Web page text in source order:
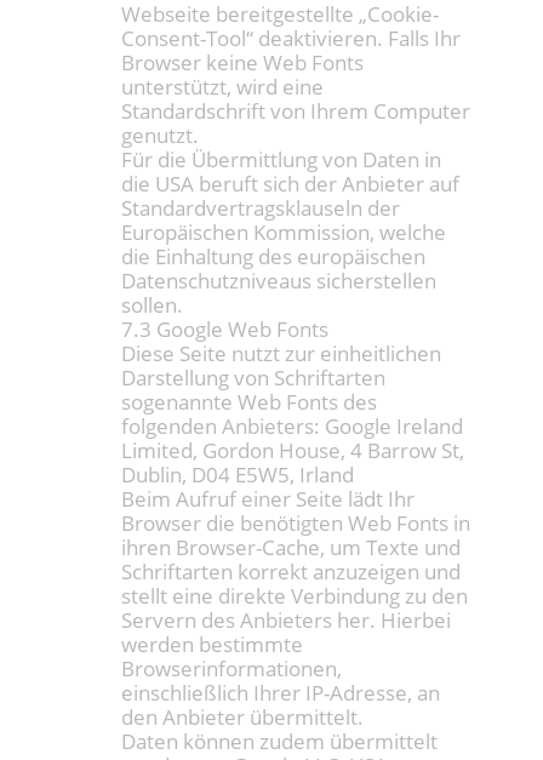
Webseite bereitgestellte „Cookie-
Consent-Tool“ deaktivieren. Falls Ihr
Browser keine Web Fonts
unterstützt, wird eine
Standardschrift von Ihrem Computer
genutzt.
Für die Übermittlung von Daten in
die USA beruft sich der Anbieter auf
Standardvertragsklauseln der
Europäischen Kommission, welche
die Einhaltung des europäischen
Datenschutzniveaus sicherstellen
sollen.
7.3 Google Web Fonts
Diese Seite nutzt zur einheitlichen
Darstellung von Schriftarten
sogenannte Web Fonts des
folgenden Anbieters: Google Ireland
Limited, Gordon House, 4 Barrow St,
Dublin, D04 E5W5, Irland
Beim Aufruf einer Seite lädt Ihr
Browser die benötigten Web Fonts in
ihren Browser-Cache, um Texte und
Schriftarten korrekt anzuzeigen und
stellt eine direkte Verbindung zu den
Servern des Anbieters her. Hierbei
werden bestimmte
Browserinformationen,
einschließlich Ihrer IP-Adresse, an
den Anbieter übermittelt.
Daten können zudem übermittelt